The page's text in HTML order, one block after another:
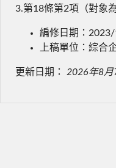
3.第18條第2項（對象
編修日期：
上稿單位：綜合
更新日期： 2026年8月